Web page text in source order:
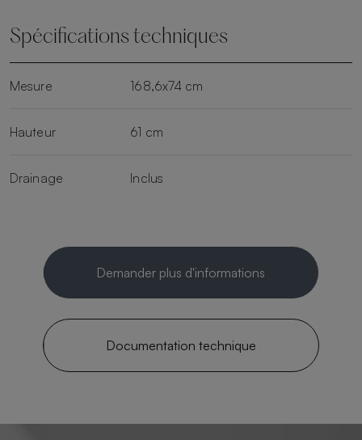
Spécifications techniques
Mesure 168,6x74 cm
Hauteur 61 cm
Drainage Inclus
Demander plus d'informations
Documentation technique